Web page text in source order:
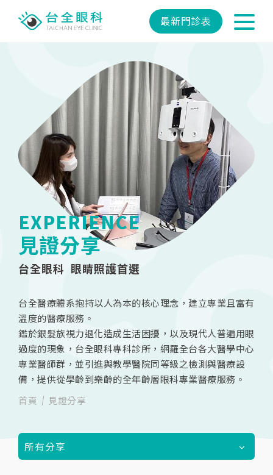
EXPERIENCE
見證分享
台全眼科 眼睛照護首選
台全醫療體系抱持以人為本的核心理念，建立專業且富有
溫度的醫療服務。
鑑於銀髮族視力退化造成生活困擾，以及現代人普遍用眼
過度的現象，台全眼科專科診所，網羅全台各大醫學中心
專業醫師群，並引進與教學醫院同等級之檢測與醫療設
備，提供從學齡到樂齡的全年齡層眼科專業醫療服務。
首頁
見證分享
所有分享
最新門診表